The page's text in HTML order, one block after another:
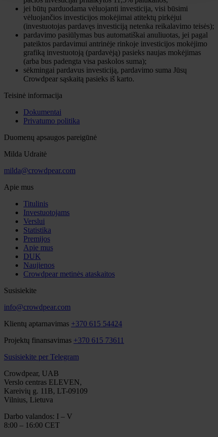
jei būtų parduodama vėluojanti investicija, visi būsimi
vėluojančios investicijos mokėjimai atitektų pirkėjui
(investuotojas pardavęs investiciją netenka reikalavimo teisės);
pardavimo pasiūlymas bus automatiškai anuliuotas, jei pagal
pateiktos pardavimui antrinėje rinkoje investicijos mokėjimo
grafiką investuotoją (pardavėją) pasieks naujas mokėjimas
(arba bus padengta visa paskolos suma);
sėkmingai pardavus investiciją, pardavimo suma Jūsų
Crowdpear sąskaitą pasieks iš karto.
Teisinė informacija
Dokumentai
Privatumo politika
Duomenų apsaugos pareigūnė
Milda Udraitė
milda@crowdpear.com
Apie mus
Titulinis
Investuotojams
Verslui
Statistika
Premijos
Apie mus
DUK
Naujienos
Crowdpear metinės ataskaitos
Susisiekite
info@crowdpear.com
Klientų aptarnavimas +370 615 54424
Projektų finansavimas +370 615 73611
Susisiekite per Telegram
Crowdpear, UAB
Verslo centras ELEVEN,
Kareivių g. 11B, LT-09109
Vilnius, Lietuva
Darbo valandos: I – V
8:00 – 16:00 CET